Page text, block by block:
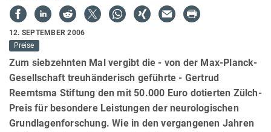
12. SEPTEMBER 2006
Preise
Zum siebzehnten Mal vergibt die - von der Max-Planck-
Gesellschaft treuhänderisch geführte - Gertrud
Reemtsma Stiftung den mit 50.000 Euro dotierten Zülch-
Preis für besondere Leistungen der neurologischen
Grundlagenforschung. Wie in den vergangenen Jahren